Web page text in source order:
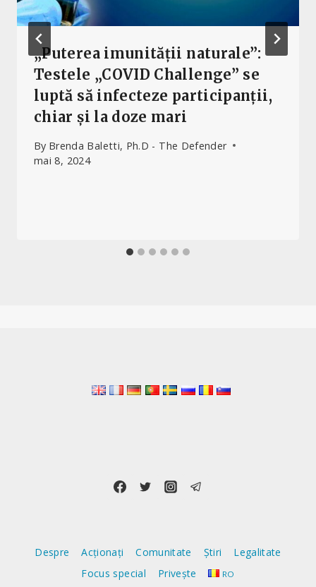
„Puterea imunității naturale”:
Testele „COVID Challenge” se
luptă să infecteze participanții,
chiar și la doze mari
By Brenda Baletti, Ph.D - The Defender
mai 8, 2024
Despre Acționați Comunitate Știri
Legalitate
Focus special
Privește RO